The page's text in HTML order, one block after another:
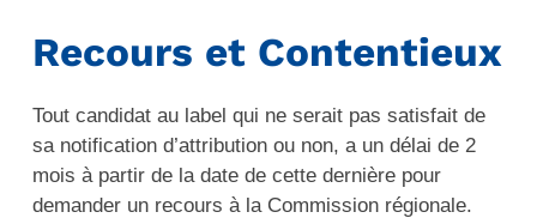
Recours et Contentieux
Tout candidat au label qui ne serait pas satisfait de
sa notification d’attribution ou non, a un délai de 2
mois à partir de la date de cette dernière pour
demander un recours à la Commission régionale.